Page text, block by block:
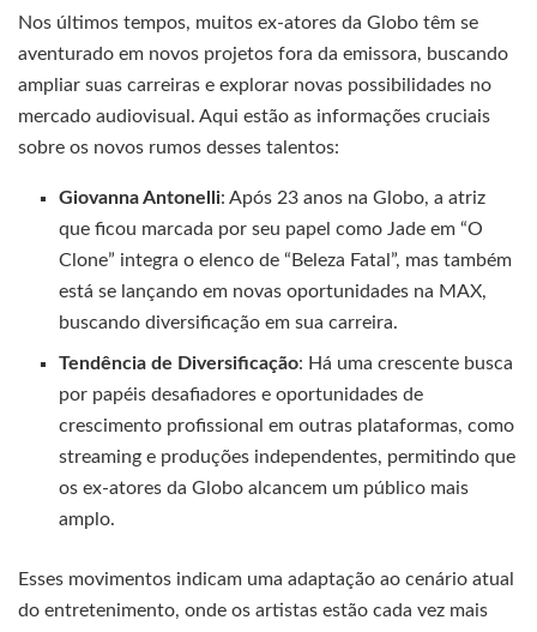
Nos últimos tempos, muitos ex-atores da Globo têm se
aventurado em novos projetos fora da emissora, buscando
ampliar suas carreiras e explorar novas possibilidades no
mercado audiovisual. Aqui estão as informações cruciais
sobre os novos rumos desses talentos:
Giovanna Antonelli: Após 23 anos na Globo, a atriz
que ficou marcada por seu papel como Jade em “O
Clone” integra o elenco de “Beleza Fatal”, mas também
está se lançando em novas oportunidades na MAX,
buscando diversificação em sua carreira.
Tendência de Diversificação: Há uma crescente busca
por papéis desafiadores e oportunidades de
crescimento profissional em outras plataformas, como
streaming e produções independentes, permitindo que
os ex-atores da Globo alcancem um público mais
amplo.
Esses movimentos indicam uma adaptação ao cenário atual
do entretenimento, onde os artistas estão cada vez mais